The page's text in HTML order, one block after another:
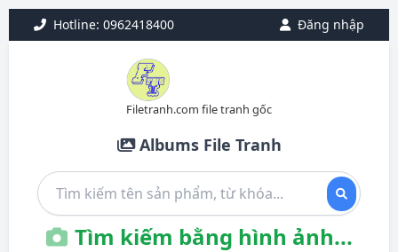
Hotline: 0962418400 Đăng nhập
Filetranh.com file tranh gốc
Albums File Tranh
Tìm kiếm bằng hình ảnh...